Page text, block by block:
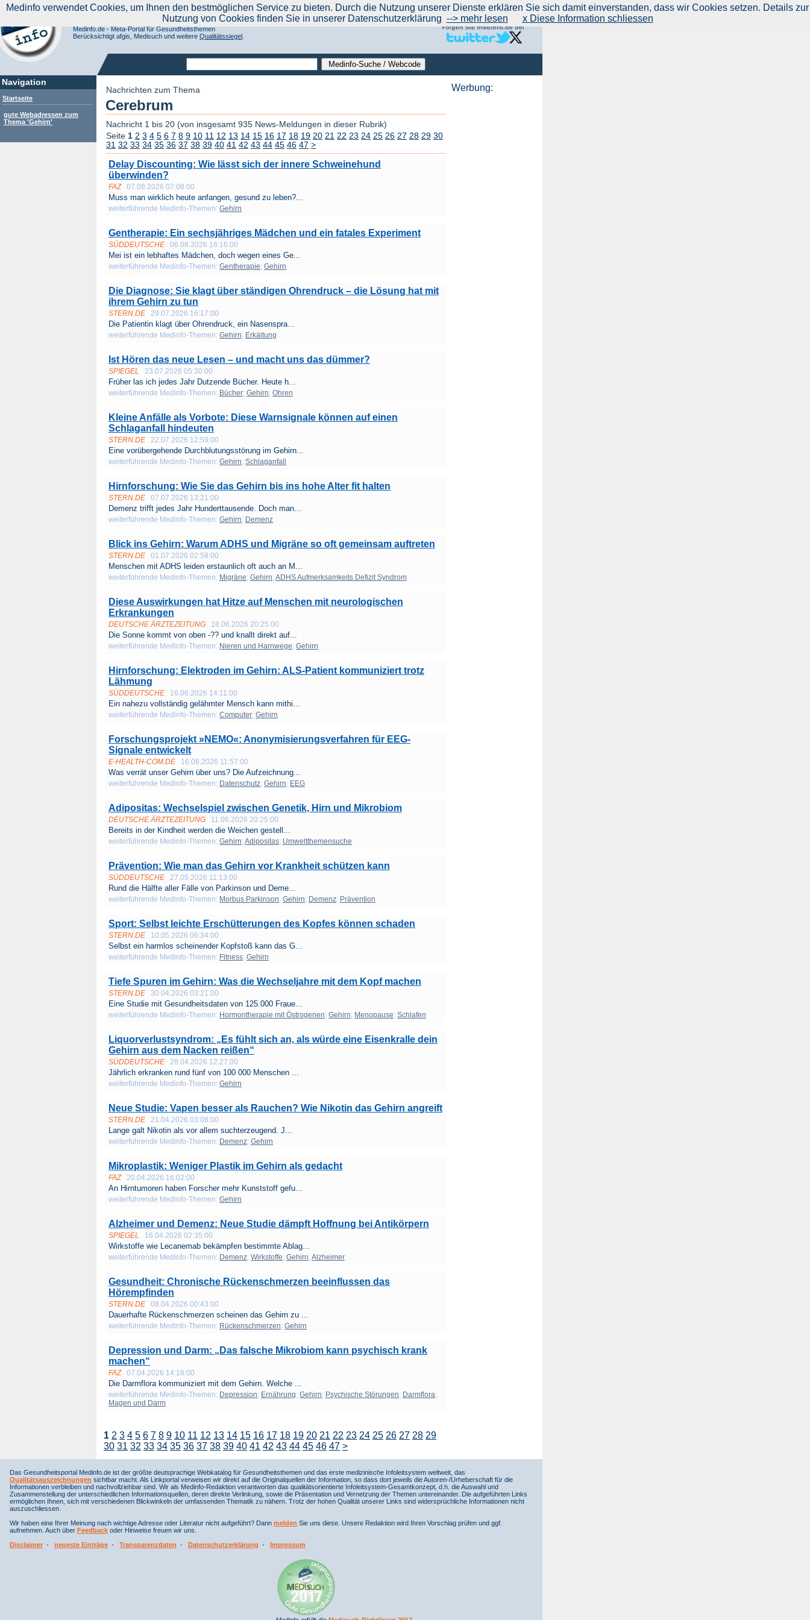
Navigation
Startseite
gute Webadressen zum
Thema 'Gehirn'
Aktuelle Nachrichten|Nachrichtentrend | werben auf Medinfo|Anbieter hinzufügen (Gratis!)|über Medinfo|Feedback
Suchen Sie noch oder Finden Sie schon?
Medinfo.de - Meta-Portal für Gesundheitsthemen
Berücksichtigt afgis, Medisuch und weitere Qualitätssiegel
Nachrichten zum Thema
Cerebrum
Nachricht 1 bis 20 (von insgesamt 935 News-Meldungen in dieser Rubrik)
Seite 1 2 3 4 5 6 7 8 9 10 11 12 13 14 15 16 17 18 19 20 21 22 23 24 25 26 27 28 29 30
31 32 33 34 35 36 37 38 39 40 41 42 43 44 45 46 47 >
Delay Discounting: Wie lässt sich der innere Schweinehund
überwinden?
FAZ 07.08.2026 07:08:00
Muss man wirklich heute anfangen, gesund zu leben?...
weiterführende Medinfo-Themen: Gehirn
Gentherapie: Ein sechsjähriges Mädchen und ein fatales Experiment
SÜDDEUTSCHE 06.08.2026 16:16:00
Mei ist ein lebhaftes Mädchen, doch wegen eines Ge...
weiterführende Medinfo-Themen: Gentherapie; Gehirn
Die Diagnose: Sie klagt über ständigen Ohrendruck – die Lösung hat mit
ihrem Gehirn zu tun
STERN.DE 29.07.2026 16:17:00
Die Patientin klagt über Ohrendruck, ein Nasenspra...
weiterführende Medinfo-Themen: Gehirn; Erkältung
Ist Hören das neue Lesen – und macht uns das dümmer?
SPIEGEL 23.07.2026 05:30:00
Früher las ich jedes Jahr Dutzende Bücher. Heute h...
weiterführende Medinfo-Themen: Bücher; Gehirn; Ohren
Kleine Anfälle als Vorbote: Diese Warnsignale können auf einen
Schlaganfall hindeuten
STERN.DE 22.07.2026 12:59:00
Eine vorübergehende Durchblutungsstörung im Gehirn...
weiterführende Medinfo-Themen: Gehirn; Schlaganfall
Hirnforschung: Wie Sie das Gehirn bis ins hohe Alter fit halten
STERN.DE 07.07.2026 13:21:00
Demenz trifft jedes Jahr Hunderttausende. Doch man...
weiterführende Medinfo-Themen: Gehirn; Demenz
Blick ins Gehirn: Warum ADHS und Migräne so oft gemeinsam auftreten
STERN.DE 01.07.2026 02:58:00
Menschen mit ADHS leiden erstaunlich oft auch an M...
weiterführende Medinfo-Themen: Migräne; Gehirn; ADHS Aufmerksamkeits Defizit Syndrom
Diese Auswirkungen hat Hitze auf Menschen mit neurologischen
Erkrankungen
DEUTSCHE ÄRZTEZEITUNG 18.06.2026 20:25:00
Die Sonne kommt von oben -?? und knallt direkt auf...
weiterführende Medinfo-Themen: Nieren und Harnwege; Gehirn
Hirnforschung: Elektroden im Gehirn: ALS-Patient kommuniziert trotz
Lähmung
SÜDDEUTSCHE 16.06.2026 14:11:00
Ein nahezu vollständig gelähmter Mensch kann mithi...
weiterführende Medinfo-Themen: Computer; Gehirn
Forschungsprojekt »NEMO«: Anonymisierungsverfahren für EEG-
Signale entwickelt
E-HEALTH-COM.DE 16.06.2026 11:57:00
Was verrät unser Gehirn über uns? Die Aufzeichnung...
weiterführende Medinfo-Themen: Datenschutz; Gehirn; EEG
Adipositas: Wechselspiel zwischen Genetik, Hirn und Mikrobiom
DEUTSCHE ÄRZTEZEITUNG 11.06.2026 20:25:00
Bereits in der Kindheit werden die Weichen gestell...
weiterführende Medinfo-Themen: Gehirn; Adipositas; Umweltthemensuche
Prävention: Wie man das Gehirn vor Krankheit schützen kann
SÜDDEUTSCHE 27.05.2026 11:13:00
Rund die Hälfte aller Fälle von Parkinson und Deme...
weiterführende Medinfo-Themen: Morbus Parkinson; Gehirn; Demenz; Prävention
Sport: Selbst leichte Erschütterungen des Kopfes können schaden
STERN.DE 10.05.2026 06:34:00
Selbst ein harmlos scheinender Kopfstoß kann das G...
weiterführende Medinfo-Themen: Fitness; Gehirn
Tiefe Spuren im Gehirn: Was die Wechseljahre mit dem Kopf machen
STERN.DE 30.04.2026 03:21:00
Eine Studie mit Gesundheitsdaten von 125.000 Fraue...
weiterführende Medinfo-Themen: Hormontherapie mit Östrogenen; Gehirn; Menopause; Schlafen
Liquorverlustsyndrom: „Es fühlt sich an, als würde eine Eisenkralle dein
Gehirn aus dem Nacken reißen“
SÜDDEUTSCHE 28.04.2026 12:27:00
Jährlich erkranken rund fünf von 100 000 Menschen ...
weiterführende Medinfo-Themen: Gehirn
Neue Studie: Vapen besser als Rauchen? Wie Nikotin das Gehirn angreift
STERN.DE 21.04.2026 03:08:00
Lange galt Nikotin als vor allem suchterzeugend. J...
weiterführende Medinfo-Themen: Demenz; Gehirn
Mikroplastik: Weniger Plastik im Gehirn als gedacht
FAZ 20.04.2026 16:02:00
An Hirntumoren haben Forscher mehr Kunststoff gefu...
weiterführende Medinfo-Themen: Gehirn
Alzheimer und Demenz: Neue Studie dämpft Hoffnung bei Antikörpern
SPIEGEL 16.04.2026 02:35:00
Wirkstoffe wie Lecanemab bekämpfen bestimmte Ablag...
weiterführende Medinfo-Themen: Demenz; Wirkstoffe; Gehirn; Alzheimer
Gesundheit: Chronische Rückenschmerzen beeinflussen das
Hörempfinden
STERN.DE 08.04.2026 00:43:00
Dauerhafte Rückenschmerzen scheinen das Gehirn zu ...
weiterführende Medinfo-Themen: Rückenschmerzen; Gehirn
Depression und Darm: „Das falsche Mikrobiom kann psychisch krank
machen“
FAZ 07.04.2026 14:18:00
Die Darmflora kommuniziert mit dem Gehirn. Welche ...
weiterführende Medinfo-Themen: Depression; Ernährung; Gehirn; Psychische Störungen; Darmflora;
Magen und Darm
1 2 3 4 5 6 7 8 9 10 11 12 13 14 15 16 17 18 19 20 21 22 23 24 25 26 27 28 29
30 31 32 33 34 35 36 37 38 39 40 41 42 43 44 45 46 47 >
Werbung:
Das Gesundheitsportal Medinfo.de ist der größte deutsprachige Webkatalog für Gesundheitsthemen und das erste medizinische Infoleitsystem weltweit, das
Qualitätsauszeichnungen sichtbar macht. Als Linkportal verweisen wir direkt auf die Originalquellen der Information, so dass dort jeweils die Autoren-/Urheberschaft für die
Informationen verbleiben und nachvollziehbar sind. Wir als Medinfo-Redaktion verantworten das qualitätsorientierte Infoleitsystem-Gesamtkonzept, d.h. die Auswahl und
Zusammenstellung der unterschiedlichen Informationsquellen, deren direkte Verlinkung, sowie die Präsentation und Vernetzung der Themen untereinander. Die aufgeführten Links
ermöglichen Ihnen, sich mit verschiedenen Blickwinkeln der umfassenden Thematik zu nähern. Trotz der hohen Qualität unserer Links sind widersprüchliche Informationen nicht
auszuschliessen.
Wir haben eine Ihrer Meinung nach wichtige Adresse oder Literatur nicht aufgeführt? Dann melden Sie uns diese. Unsere Redaktion wird Ihren Vorschlag prüfen und ggf.
aufnehmen. Auch über Feedback oder Hinweise freuen wir uns.
Disclaimer - neueste Einträge - Transparenzdaten - Datenschutzerklärung - Impressum
Medinfo verwendet Cookies, um Ihnen den bestmöglichen Service zu bieten. Durch die Nutzung unserer Dienste erklären Sie sich damit einverstanden, dass wir Cookies setzen. Details zur
Nutzung von Cookies finden Sie in unserer Datenschutzerklärung --> mehr lesen x Diese Information schliessen